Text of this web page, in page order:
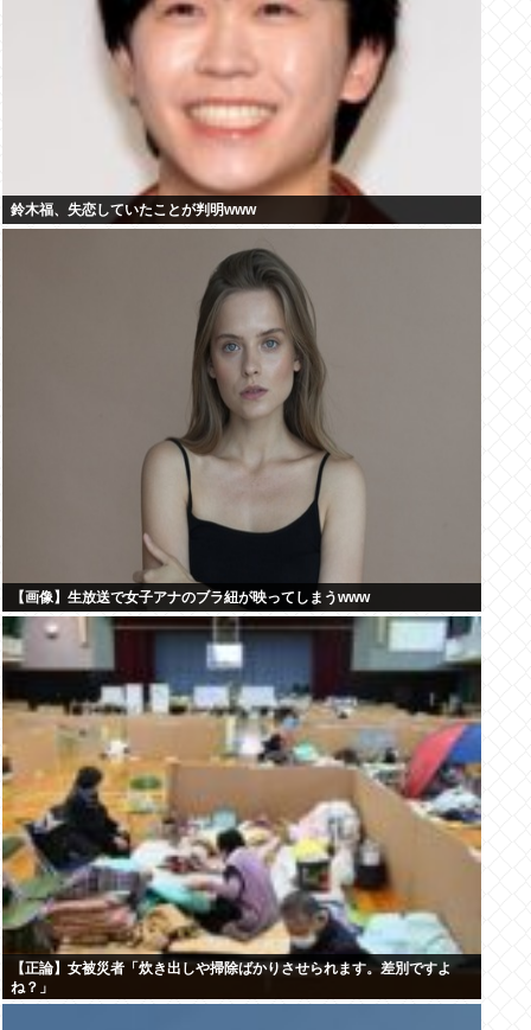
鈴木福、失恋していたことが判明www
【画像】生放送で女子アナのブラ紐が映ってしまうwww
【正論】女被災者「炊き出しや掃除ばかりさせられます。差別ですよ
ね？」